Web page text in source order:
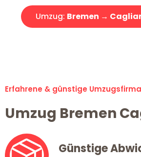
Umzug: Bremen →
Erfahrene & günstige
Umzug Bremen
Günstige